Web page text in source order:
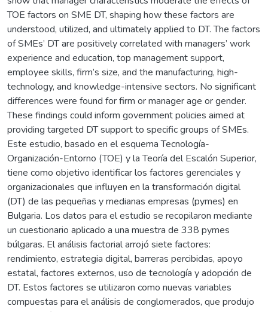
TOE factors on SME DT, shaping how these factors are
understood, utilized, and ultimately applied to DT. The factors
of SMEs’ DT are positively correlated with managers’ work
experience and education, top management support,
employee skills, firm’s size, and the manufacturing, high-
technology, and knowledge-intensive sectors. No significant
differences were found for firm or manager age or gender.
These findings could inform government policies aimed at
providing targeted DT support to specific groups of SMEs.
Este estudio, basado en el esquema Tecnología-
Organización-Entorno (TOE) y la Teoría del Escalón Superior,
tiene como objetivo identificar los factores gerenciales y
organizacionales que influyen en la transformación digital
(DT) de las pequeñas y medianas empresas (pymes) en
Bulgaria. Los datos para el estudio se recopilaron mediante
un cuestionario aplicado a una muestra de 338 pymes
búlgaras. El análisis factorial arrojó siete factores:
rendimiento, estrategia digital, barreras percibidas, apoyo
estatal, factores externos, uso de tecnología y adopción de
DT. Estos factores se utilizaron como nuevas variables
compuestas para el análisis de conglomerados, que produjo